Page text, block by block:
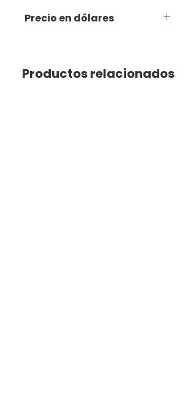
Precio en dólares
Productos relacionados